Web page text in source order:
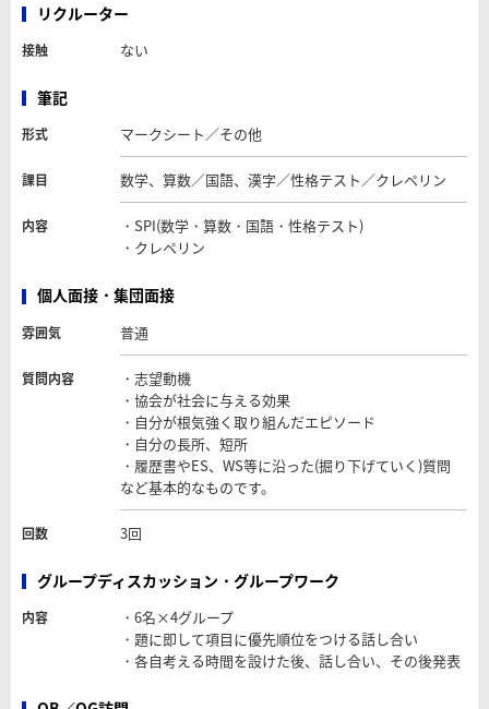
リクルーター
接触 ない
筆記
形式 マークシート／その他
課目 数学、算数／国語、漢字／性格テスト／クレペリン
内容
・SPI(数学・算数・国語・性格テスト)
・クレペリン
個人面接・集団面接
雰囲気 普通
質問内容
・志望動機
・協会が社会に与える効果
・自分が根気強く取り組んだエピソード
・自分の長所、短所
・履歴書やES、WS等に沿った(掘り下げていく)質問
など基本的なものです。
回数 3回
グループディスカッション・グループワーク
内容
・6名×4グループ
・題に即して項目に優先順位をつける話し合い
・各自考える時間を設けた後、話し合い、その後発表